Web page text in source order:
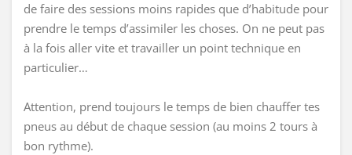
de faire des sessions moins rapides que d’habitude pour
prendre le temps d’assimiler les choses. On ne peut pas
à la fois aller vite et travailler un point technique en
particulier…
Attention, prend toujours le temps de bien chauffer tes
pneus au début de chaque session (au moins 2 tours à
bon rythme).